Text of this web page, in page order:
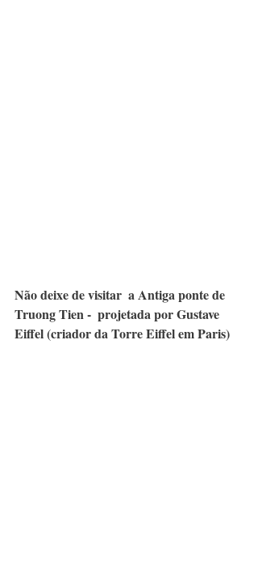
Não deixe de visitar  a Antiga ponte de
Truong Tien -  projetada por Gustave
Eiffel (criador da Torre Eiffel em Paris)